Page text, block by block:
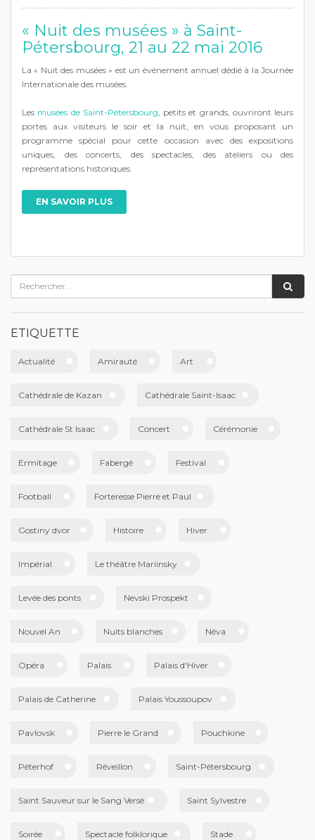
« Nuit des musées » à Saint-
Pétersbourg, 21 au 22 mai 2016
La « Nuit des musées » est un événement annuel dédié à la Journée
Internationale des musées.
Les musées de Saint-Pétersbourg , petits et grands, ouvriront leurs
portes aux visiteurs le soir et la nuit, en vous proposant un
programme spécial pour cette occasion avec des expositions
uniques, des concerts, des spectacles, des ateliers ou des
représentations historiques.
EN SAVOIR PLUS
ETIQUETTE
Actualité Amirauté Art
Cathédrale de Kazan Cathédrale Saint-Isaac
Cathédrale St Isaac Concert Cérémonie
Ermitage Fabergé Festival
Football Forteresse Pierre et Paul
Gostiny dvor Histoire Hiver
Impérial Le théâtre Mariinsky
Levée des ponts Nevski Prospekt
Nouvel An Nuits blanches Néva
Opéra Palais Palais d'Hiver
Palais de Catherine Palais Youssoupov
Pavlovsk Pierre le Grand Pouchkine
Péterhof Réveillon Saint-Pétersbourg
Saint Sauveur sur le Sang Versé Saint Sylvestre
Soirée Spectacle folklorique Stade